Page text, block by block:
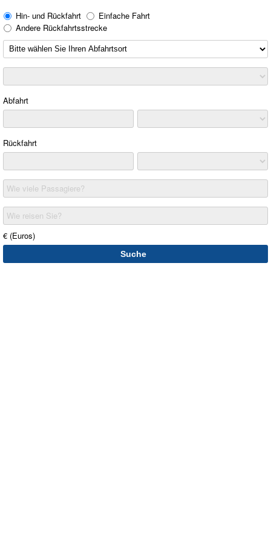
Hin- und Rückfahrt
Einfache Fahrt
Andere Rückfahrtsstrecke
Abfahrt
Rückfahrt
Wie viele Passagiere?
Wie reisen Sie?
€ (Euros)
Suche